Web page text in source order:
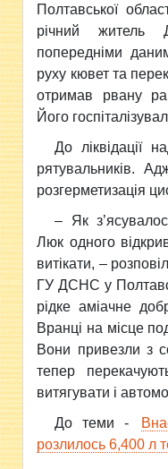
Полтавської
річний житель
попередніми
руху кювет та
отримав рвану
Його
До ліквідації
рятувальників.
розгерметизація
– Як
Люк одного
витікати, –
ГУ ДСНС у
рідке аміачне
Вранці на місце
Вони привезли з
тепер
витягувати і
До теми -
розлилось 6,400 л